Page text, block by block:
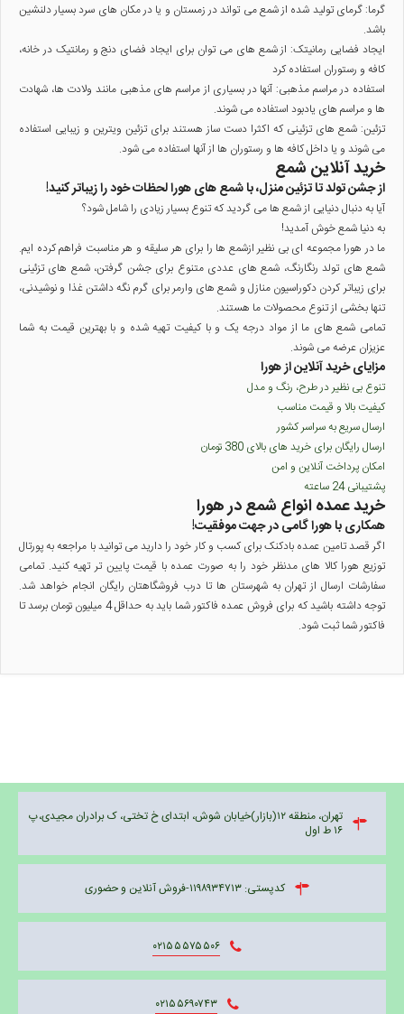
گرما: گرمای تولید شده از شمع می تواند در زمستان و یا در مکان های سرد بسیار دلنشین
باشد.
ایجاد فضایی رمانیتک: از شمع های می توان برای ایجاد فضای دنج و رمانتیک در خانه،
کافه و رستوران استفاده کرد
استفاده در مراسم مذهبی: آنها در بسیاری از مراسم های مذهبی مانند ولادت ها، شهادت
ها و مراسم های یادبود استفاده می شوند.
تزئین: شمع های تزئینی که اکثرا دست ساز هستند برای تزئین ویترین و زیبایی استفاده
می شوند و یا داخل کافه ها و رستوران ها از آنها استفاده می شود.
خرید آنلاین شمع
از جشن تولد تا تزئین منزل، با شمع های هورا لحظات خود را زیباتر کنید!
آیا به دنبال دنیایی از شمع ها می گردید که تنوع بسیار زیادی را شامل شود؟
به دنیا شمع خوش آمدید!
ما در هورا مجموعه ای بی نظیر ازشمع ها را برای هر سلیقه و هر مناسبت فراهم کرده ایم.
شمع های تولد رنگارنگ، شمع های عددی متنوع برای جشن گرفتن، شمع های تزئینی
برای زیباتر کردن دکوراسیون منازل و شمع های وارمر برای گرم نگه داشتن غذا و نوشیدنی،
تنها بخشی از تنوع محصولات ما هستند.
تمامی شمع های ما از مواد درجه یک و با کیفیت تهیه شده و با بهترین قیمت به شما
عزیزان عرضه می شوند.
مزایای خرید آنلاین از هورا
تنوع بی نظیر در طرح، رنگ و مدل
کیفیت بالا و قیمت مناسب
ارسال سریع به سراسر کشور
ارسال رایگان برای خرید های بالای 380 تومان
امکان پرداخت آنلاین و امن
پشتیبانی 24 ساعته
خرید عمده انواع شمع در هورا
همکاری با هورا گامی در جهت موفقیت!
اگر قصد تامین عمده بادکنک برای کسب و کار خود را دارید می توانید با مراجعه به پورتال
توزیع هورا کالا های مدنظر خود را به صورت عمده با قیمت پایین تر تهیه کنید. تمامی
سفارشات ارسال از تهران به شهرستان ها تا درب فروشگاهتان رایگان انجام خواهد شد.
توجه داشته باشید که برای فروش عمده فاکتور شما باید به حداقل 4 میلیون تومان برسد تا
فاکتور شما ثبت شود.
تهران، منطقه ۱۲(بازار)خیابان شوش، ابتدای خ تختی، ک برادران مجیدی،پ
۱۶ ط اول
کدپستی: ۱۱۹۸۹۳۴۷۱۳-فروش آنلاین و حضوری
۰۲۱۵۵۵۷۵۵۰۶
۰۲۱۵۵۶۹۰۷۴۳